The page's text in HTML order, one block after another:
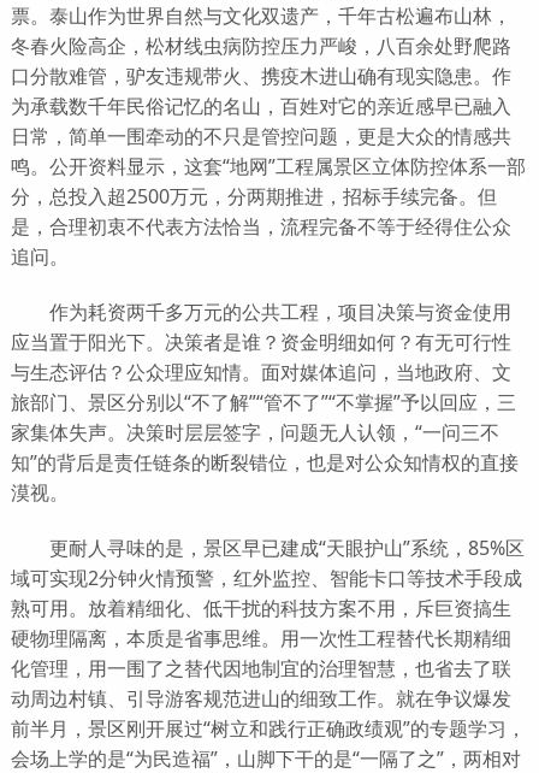
票。泰山作为世界自然与文化双遗产，千年古松遍布山林，
冬春火险高企，松材线虫病防控压力严峻，八百余处野爬路
口分散难管，驴友违规带火、携疫木进山确有现实隐患。作
为承载数千年民俗记忆的名山，百姓对它的亲近感早已融入
日常，简单一围牵动的不只是管控问题，更是大众的情感共
鸣。公开资料显示，这套“地网”工程属景区立体防控体系一部
分，总投入超2500万元，分两期推进，招标手续完备。但
是，合理初衷不代表方法恰当，流程完备不等于经得住公众
追问。
作为耗资两千多万元的公共工程，项目决策与资金使用
应当置于阳光下。决策者是谁？资金明细如何？有无可行性
与生态评估？公众理应知情。面对媒体追问，当地政府、文
旅部门、景区分别以“不了解”“管不了”“不掌握”予以回应，三
家集体失声。决策时层层签字，问题无人认领，“一问三不
知”的背后是责任链条的断裂错位，也是对公众知情权的直接
漠视。
更耐人寻味的是，景区早已建成“天眼护山”系统，85%区
域可实现2分钟火情预警，红外监控、智能卡口等技术手段成
熟可用。放着精细化、低干扰的科技方案不用，斥巨资搞生
硬物理隔离，本质是省事思维。用一次性工程替代长期精细
化管理，用一围了之替代因地制宜的治理智慧，也省去了联
动周边村镇、引导游客规范进山的细致工作。就在争议爆发
前半月，景区刚开展过“树立和践行正确政绩观”的专题学习，
会场上学的是“为民造福”，山脚下干的是“一隔了之”，两相对